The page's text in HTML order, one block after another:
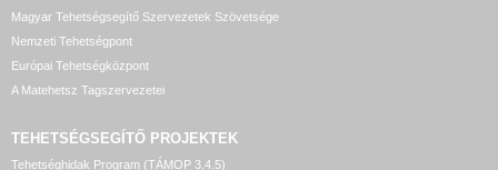
Magyar Tehetségsegítő Szervezetek Szövetsége
Nemzeti Tehetségpont
Európai Tehetségközpont
A Matehetsz Tagszervezetei
TEHETSÉGSEGÍTŐ PROJEKTEK
Tehetséghidak Program (TÁMOP 3.4.5)